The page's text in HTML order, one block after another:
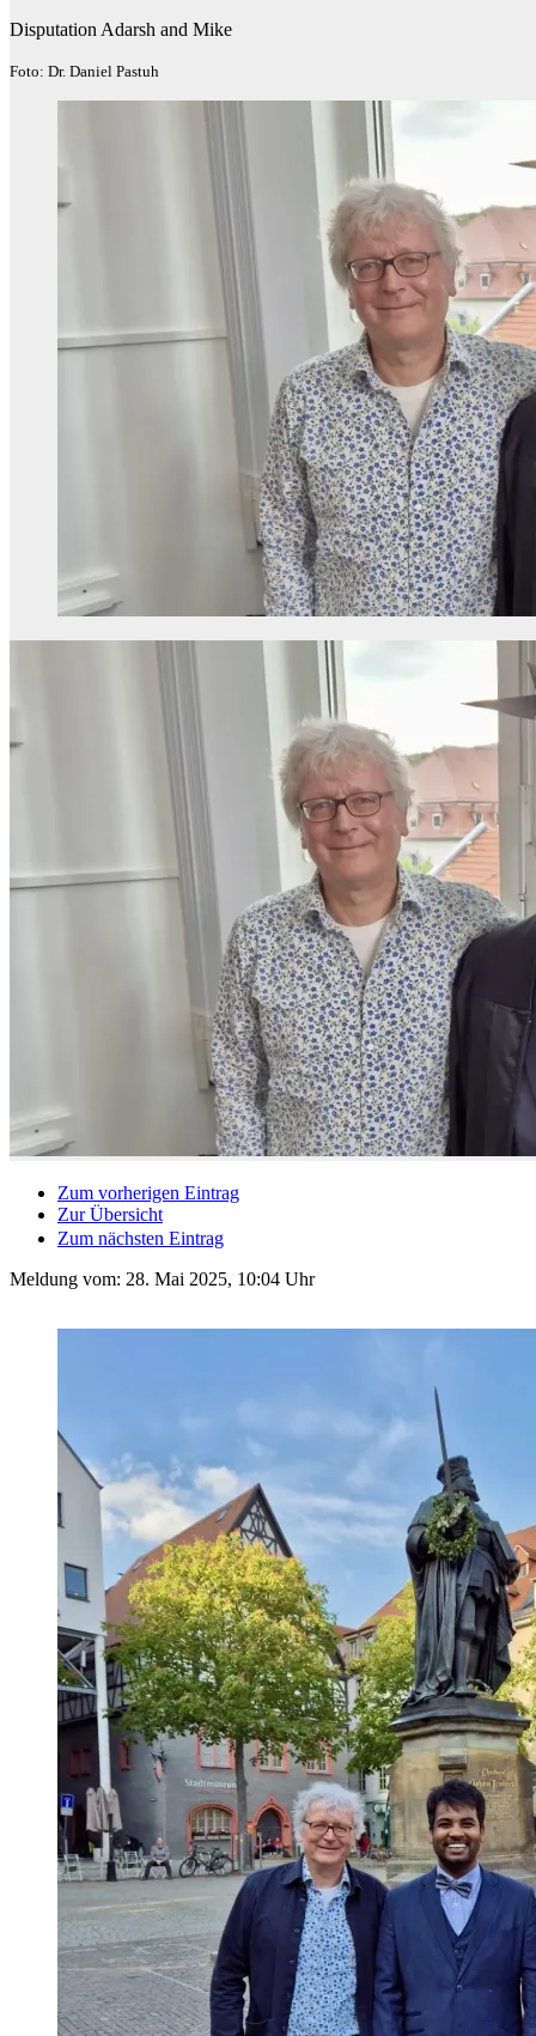
Disputation Adarsh and Mike
Foto: Dr. Daniel Pastuh
Zum vorherigen Eintrag
Zur Übersicht
Zum nächsten Eintrag
Meldung vom: 28. Mai 2025, 10:04 Uhr